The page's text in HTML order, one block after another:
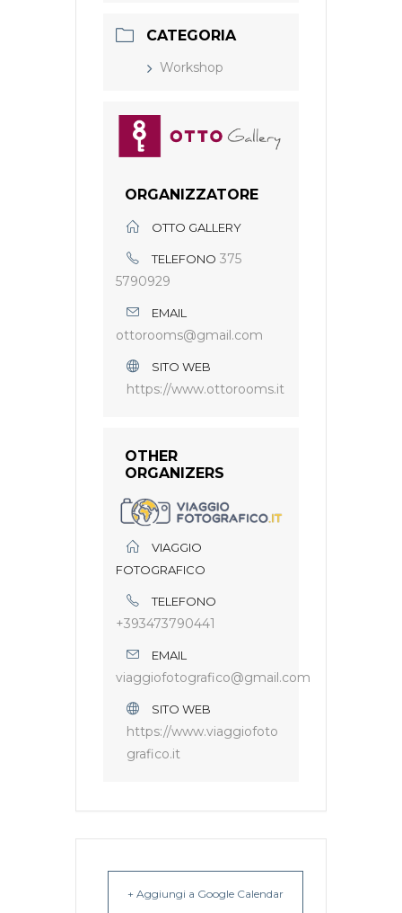
CATEGORIA
Workshop
ORGANIZZATORE
OTTO GALLERY
TELEFONO 375
5790929
EMAIL
ottorooms@gmail.com
SITO WEB
https://www.ottorooms.it
OTHER
ORGANIZERS
VIAGGIO
FOTOGRAFICO
TELEFONO
+393473790441
EMAIL
viaggiofotografico@gmail.com
SITO WEB
https://www.viaggiofoto
grafico.it
+ Aggiungi a Google Calendar